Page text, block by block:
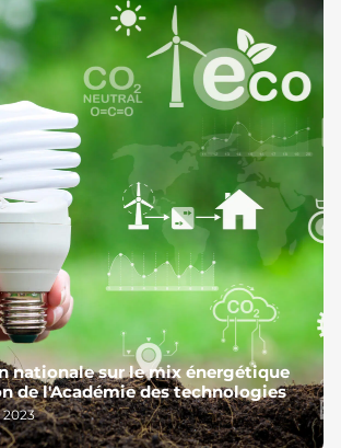
nationale sur le mix énergétique
de l'Académie des technologies
2023